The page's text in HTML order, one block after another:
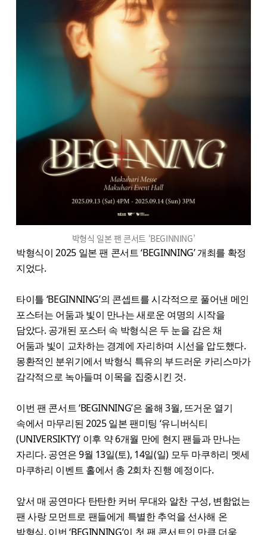
박형식 일본 팬 콘서트 ‘BEGINNING’
박형식이 2025 일본 팬 콘서트 ‘BEGINNING’ 개최를 확정
지었다.
타이틀 ‘BEGINNING’의 콘셉트를 시각적으로 풀어낸 메인
포스터는 어둠과 빛이 만나는 새로운 여명의 시작을
담았다. 공개된 포스터 속 박형식은 두 눈을 감은 채
어둠과 빛이 교차하는 경계에 자리하며 시선을 압도했다.
몽환적인 분위기에서 박형식 특유의 부드러운 카리스마가
감각적으로 녹아들며 이목을 집중시킨 것.
이번 팬 콘서트 ‘BEGINNING’은 올해 3월, 뜨거운 열기
속에서 마무리된 2025 일본 팬미팅 ‘유니버식티
(UNIVERSIKTY)’ 이후 약 6개월 만에 현지 팬들과 만나는
자리다. 공연은 9월 13일(토), 14일(일) 모두 마쿠하리 멧세
마쿠하리 이벤트 홀에서 총 2회차 진행 예정이다.
앞서 매 공연마다 탄탄한 커버 무대와 알찬 구성, 변함없는
팬 사랑 모먼트로 팬들에게 특별한 추억을 선사해 온
박형식. 이번 ‘BEGINNING’이 첫 팬 콘서트인 만큼 더욱